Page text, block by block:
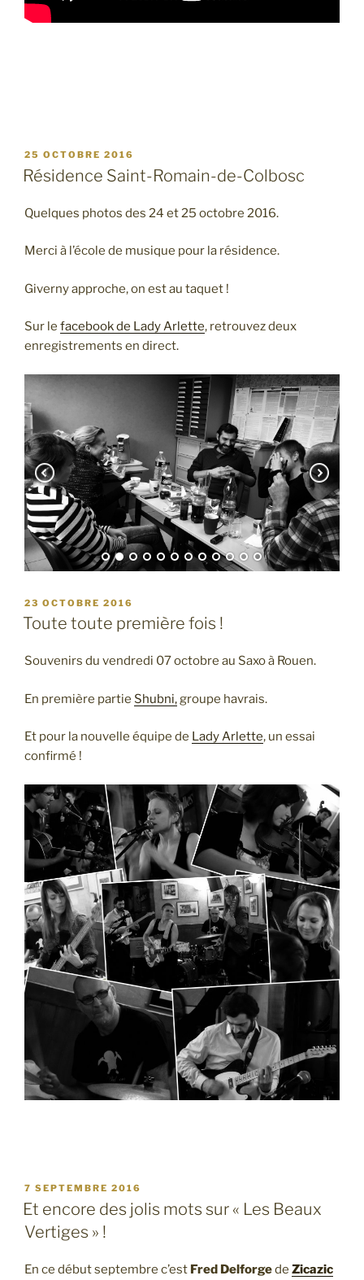
PUBLIÉ
LE
25 OCTOBRE 2016
Résidence Saint-Romain-de-Colbosc
Quelques photos des 24 et 25 octobre 2016.
Merci à l’école de musique pour la résidence.
Giverny approche, on est au taquet !
Sur le facebook de Lady Arlette, retrouvez deux
enregistrements en direct.
PUBLIÉ
LE
23 OCTOBRE 2016
Toute toute première fois !
Souvenirs du vendredi 07 octobre au Saxo à Rouen.
En première partie Shubni,groupe havrais.
Et pour la nouvelle équipe de Lady Arlette, un essai
confirmé !
PUBLIÉ
LE
7 SEPTEMBRE 2016
Et encore des jolis mots sur « Les Beaux
Vertiges » !
En ce début septembre c’est Fred Delforgede Zicazic